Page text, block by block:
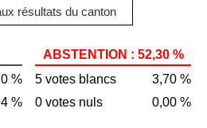
résultats du canton
%
%
ABSTENTION : 52,30 %
5 votes blancs
3,70 %
0 votes nuls
0,00 %